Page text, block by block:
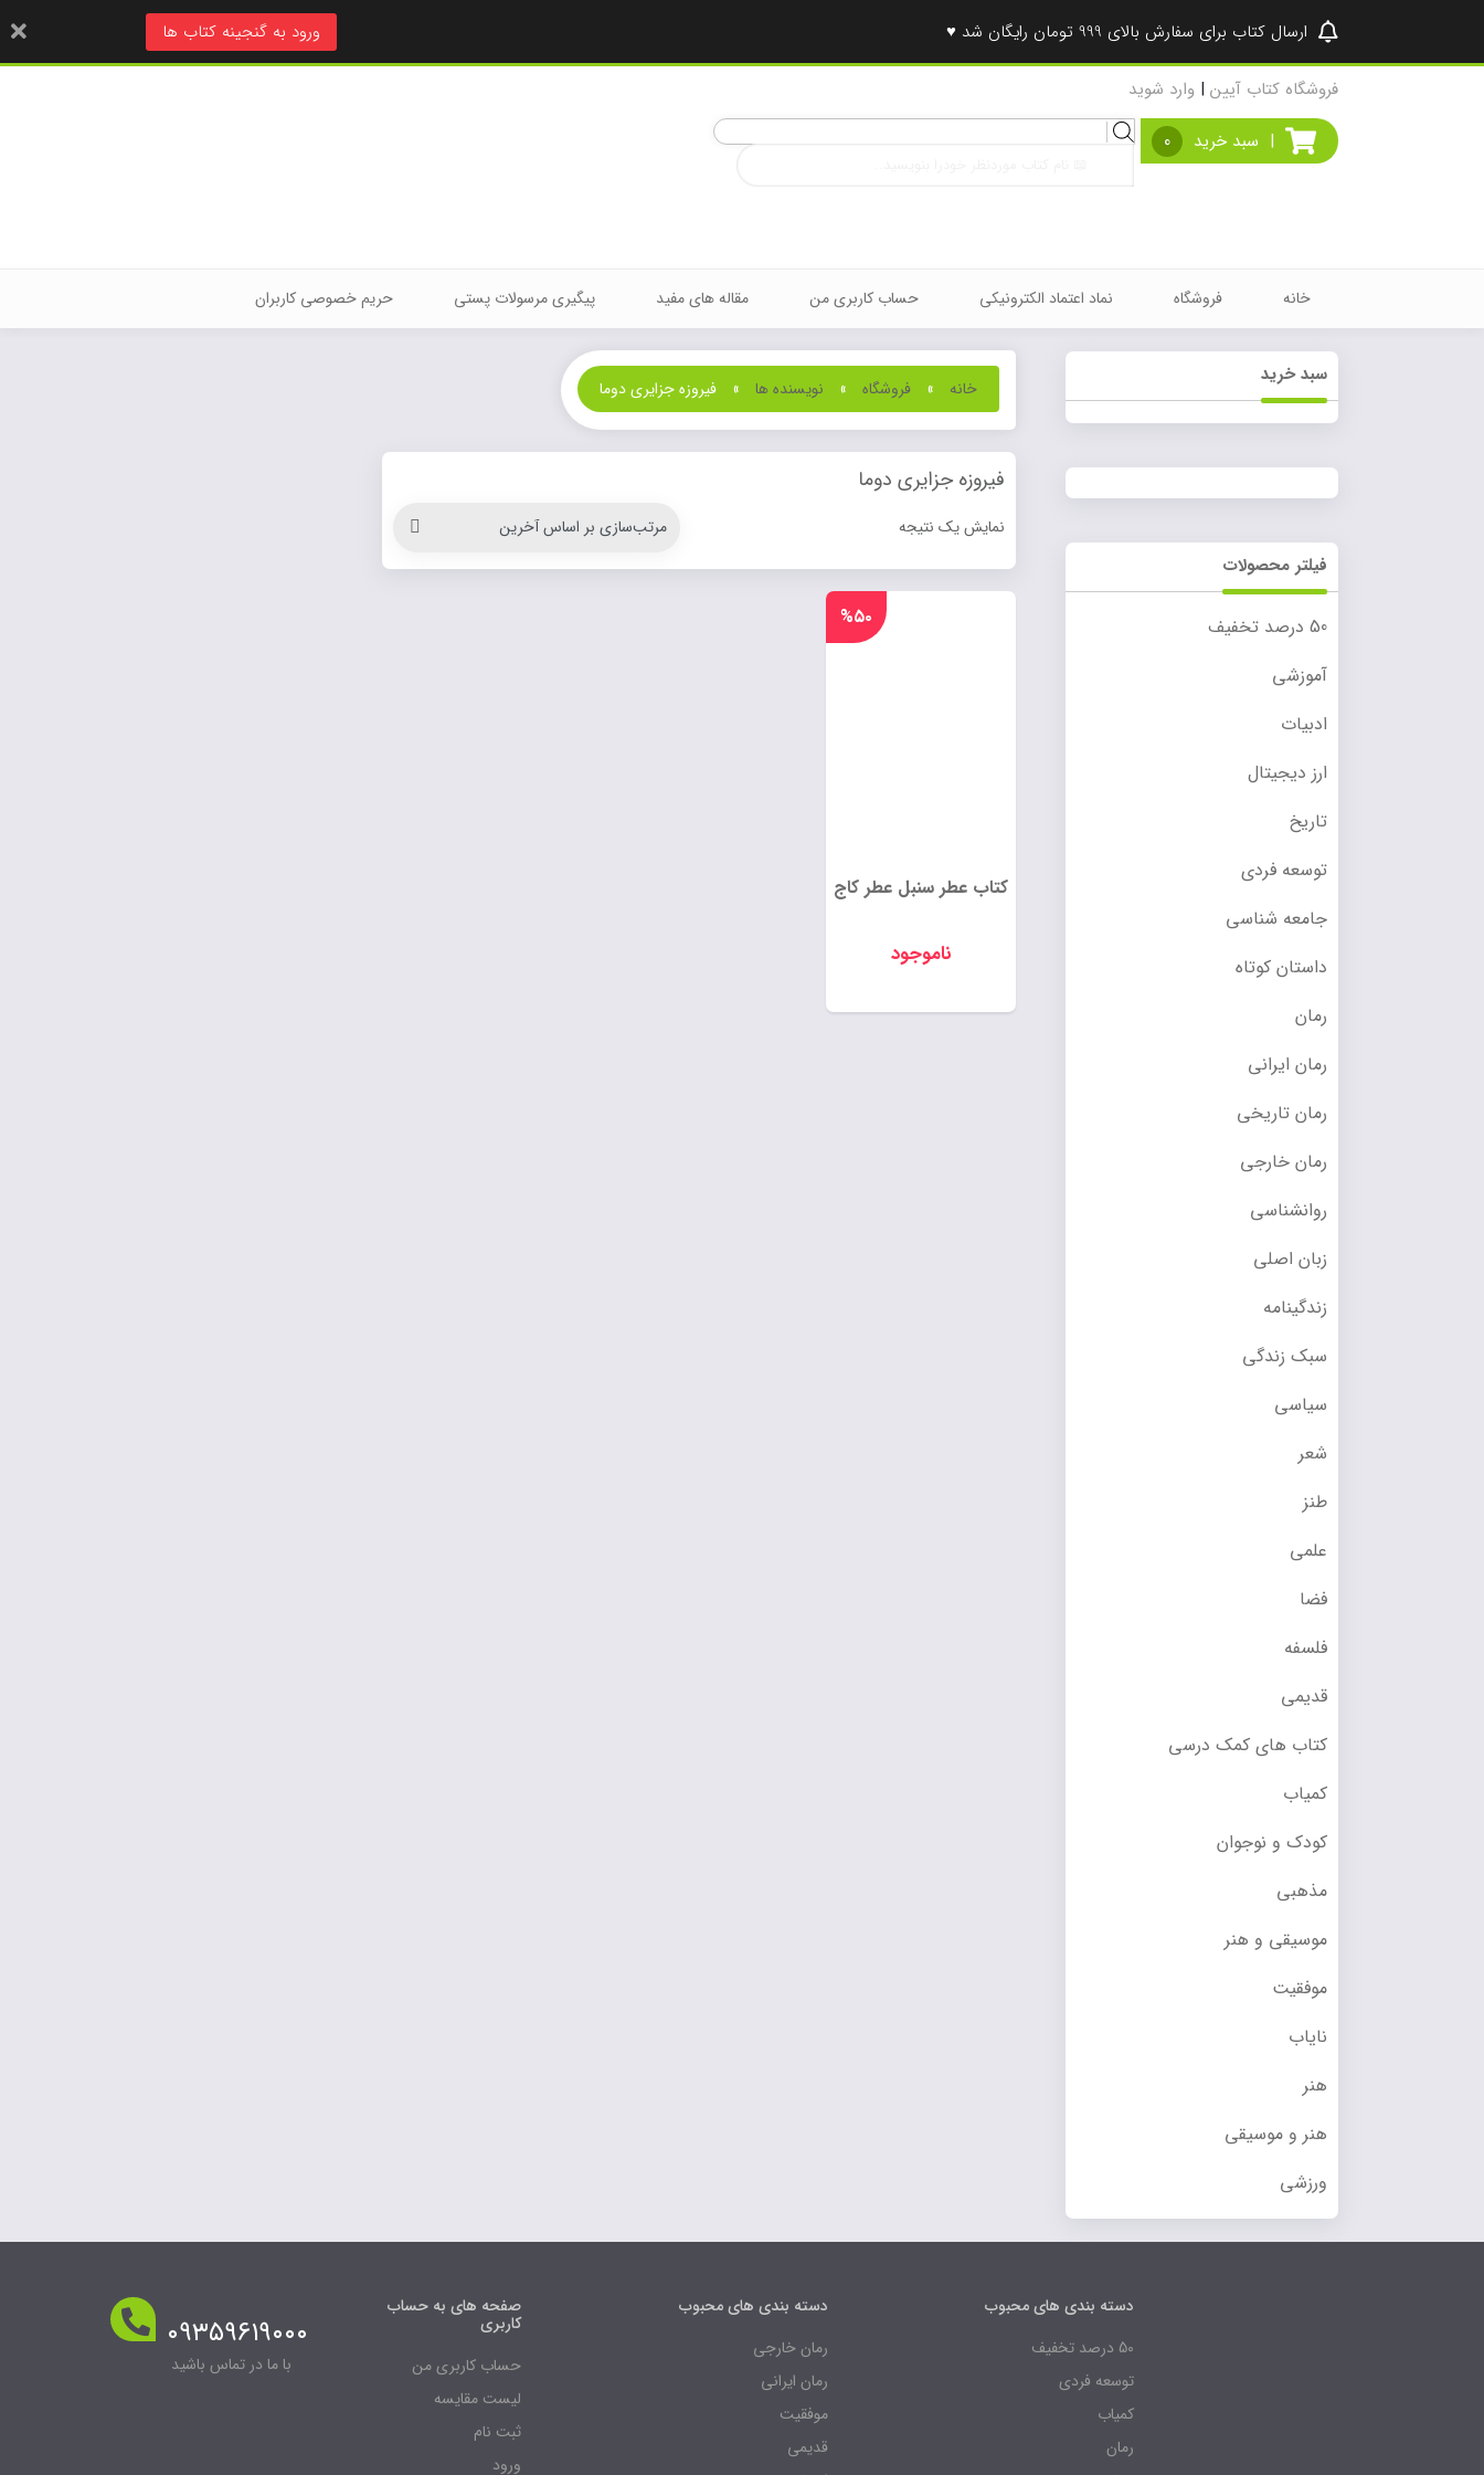
ارسال کتاب برای سفارش بالای 999 تومان رایگان شد ♥ ورود به گنجینه کتاب ها
فروشگاه کتاب آیین | وارد شوید
| سبد خرید 0
Products
خانه فروشگاه نماد اعتماد الکترونیکی حساب کاربری من مقاله های مفید پیگیری مرسولات پستی حریم خصوصی کاربران
خانه » فروشگاه » نویسنده ها » فیروزه جزایری دوما
فیروزه جزایری دوما
نمایش یک نتیجه
کتاب عطر سنبل عطر کاج
ناموجود
%۵۰
سبد خرید
فیلتر محصولات
50 درصد تخفیف
آموزشی
ادبیات
ارز دیجیتال
تاریخ
توسعه فردی
جامعه شناسی
داستان کوتاه
رمان
رمان ایرانی
رمان تاریخی
رمان خارجی
روانشناسی
زبان اصلی
زندگینامه
سبک زندگی
سیاسی
شعر
طنز
علمی
فضا
فلسفه
قدیمی
کتاب های کمک درسی
کمیاب
کودک و نوجوان
مذهبی
موسیقی و هنر
موفقیت
نایاب
هنر
هنر و موسیقی
ورزشی
دسته بندی های محبوب
50 درصد تخفیف
توسعه فردی
کمیاب
رمان
دسته بندی های محبوب
رمان خارجی
رمان ایرانی
موفقیت
قدیمی
صفحه های به حساب
کاربری
حساب کاربری من
لیست مقایسه
ثبت نام
ورود
۰۹۳۵۹۶۱۹۰۰۰
با ما در تماس باشید